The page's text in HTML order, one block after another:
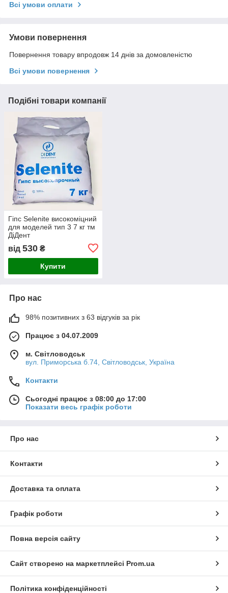
Всі умови оплати
Умови повернення
Повернення товару впродовж 14 днів за домовленістю
Всі умови повернення
Подібні товари компанії
Гіпс Selenite високоміцний
для моделей тип 3 7 кг тм
ДіДент
від 530 ₴
Купити
Про нас
98% позитивних з 63 відгуків за рік
Працює з 04.07.2009
м. Світловодськ
вул. Приморська б.74, Світловодськ, Україна
Контакти
Сьогодні працює з 08:00 до 17:00
Показати весь графік роботи
Про нас
Контакти
Доставка та оплата
Графік роботи
Повна версія сайту
Сайт створено на маркетплейсі Prom.ua
Політика конфіденційності